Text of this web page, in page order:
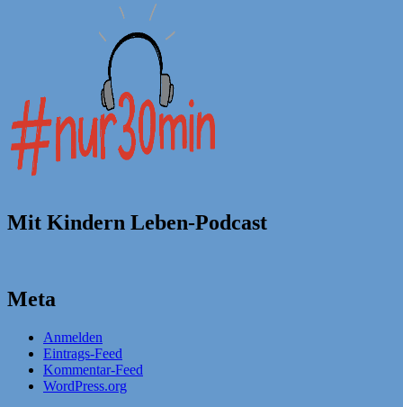
Mit Kindern Leben-Podcast
Meta
Anmelden
Eintrags-Feed
Kommentar-Feed
WordPress.org